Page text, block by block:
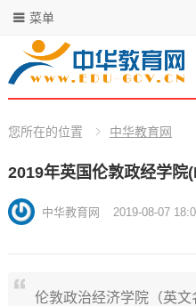
菜单
您所在的位置 中华教育网
2019年英国伦敦政经学院
中华教育网 2019-08-07
伦敦政治经济学院（英文